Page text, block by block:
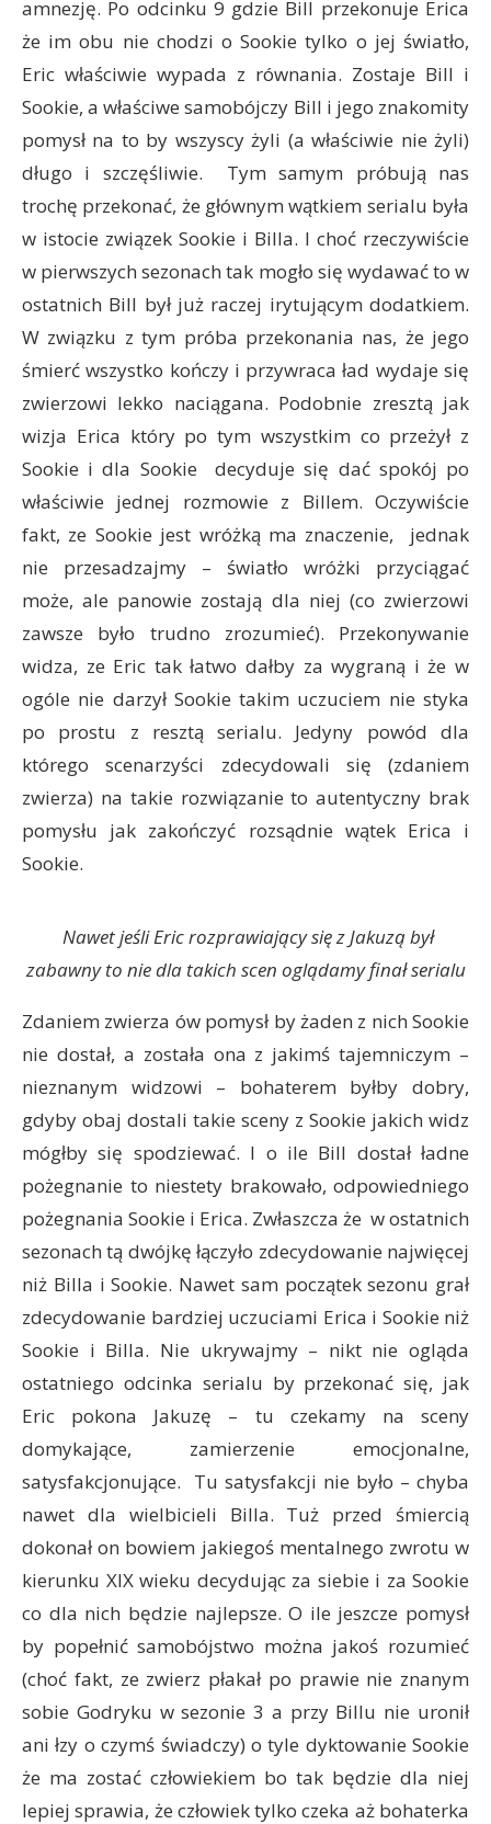
amnezję. Po odcinku 9 gdzie Bill przekonuje Erica
że im obu nie chodzi o Sookie tylko o jej światło,
Eric właściwie wypada z równania. Zostaje Bill i
Sookie, a właściwe samobójczy Bill i jego znakomity
pomysł na to by wszyscy żyli (a właściwie nie żyli)
długo i szczęśliwie. Tym samym próbują nas
trochę przekonać, że głównym wątkiem serialu była
w istocie związek Sookie i Billa. I choć rzeczywiście
w pierwszych sezonach tak mogło się wydawać to w
ostatnich Bill był już raczej irytującym dodatkiem.
W związku z tym próba przekonania nas, że jego
śmierć wszystko kończy i przywraca ład wydaje się
zwierzowi lekko naciągana. Podobnie zresztą jak
wizja Erica który po tym wszystkim co przeżył z
Sookie i dla Sookie decyduje się dać spokój po
właściwie jednej rozmowie z Billem. Oczywiście
fakt, ze Sookie jest wróżką ma znaczenie, jednak
nie przesadzajmy – światło wróżki przyciągać
może, ale panowie zostają dla niej (co zwierzowi
zawsze było trudno zrozumieć). Przekonywanie
widza, ze Eric tak łatwo dałby za wygraną i że w
ogóle nie darzył Sookie takim uczuciem nie styka
po prostu z resztą serialu. Jedyny powód dla
którego scenarzyści zdecydowali się (zdaniem
zwierza) na takie rozwiązanie to autentyczny brak
pomysłu jak zakończyć rozsądnie wątek Erica i
Sookie.
Nawet jeśli Eric rozprawiający się z Jakuzą był
zabawny to nie dla takich scen oglądamy finał serialu
Zdaniem zwierza ów pomysł by żaden z nich Sookie
nie dostał, a została ona z jakimś tajemniczym –
nieznanym widzowi – bohaterem byłby dobry,
gdyby obaj dostali takie sceny z Sookie jakich widz
mógłby się spodziewać. I o ile Bill dostał ładne
pożegnanie to niestety brakowało, odpowiedniego
pożegnania Sookie i Erica. Zwłaszcza że w ostatnich
sezonach tą dwójkę łączyło zdecydowanie najwięcej
niż Billa i Sookie. Nawet sam początek sezonu grał
zdecydowanie bardziej uczuciami Erica i Sookie niż
Sookie i Billa. Nie ukrywajmy – nikt nie ogląda
ostatniego odcinka serialu by przekonać się, jak
Eric pokona Jakuzę – tu czekamy na sceny
domykające, zamierzenie emocjonalne,
satysfakcjonujące. Tu satysfakcji nie było – chyba
nawet dla wielbicieli Billa. Tuż przed śmiercią
dokonał on bowiem jakiegoś mentalnego zwrotu w
kierunku XIX wieku decydując za siebie i za Sookie
co dla nich będzie najlepsze. O ile jeszcze pomysł
by popełnić samobójstwo można jakoś rozumieć
(choć fakt, ze zwierz płakał po prawie nie znanym
sobie Godryku w sezonie 3 a przy Billu nie uronił
ani łzy o czymś świadczy) o tyle dyktowanie Sookie
że ma zostać człowiekiem bo tak będzie dla niej
lepiej sprawia, że człowiek tylko czeka aż bohaterka